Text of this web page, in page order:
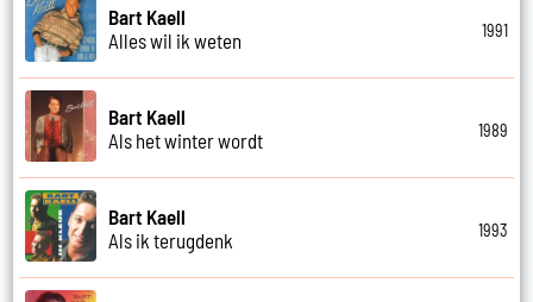
Bart Kaell
Alles wil ik weten
1991
Bart Kaell
Als het winter wordt
1989
Bart Kaell
Als ik terugdenk
1993